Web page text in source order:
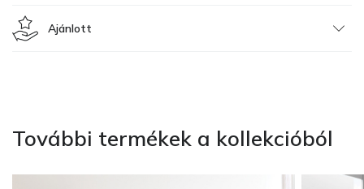
Ajánlott
További termékek a kollekcióból